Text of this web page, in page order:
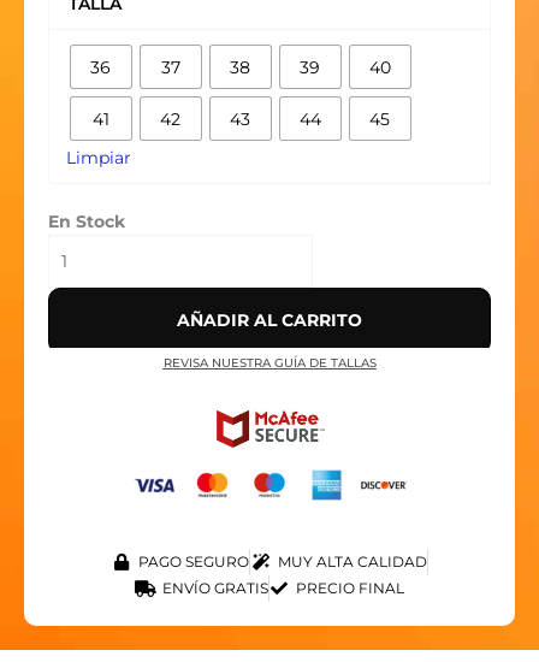
36 37 38 39 40
41 42 43 44 45
Limpiar
En Stock
LOW
TRAVIS
SCOTT
PINK'
cantidad
AÑADIR AL CARRITO
REVISA NUESTRA GUÍA DE TALLAS
PAGO SEGURO
MUY ALTA CALIDAD
ENVÍO GRATIS
PRECIO FINAL